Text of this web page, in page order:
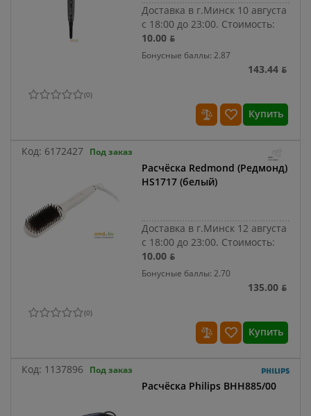
Доставка в г.Минск 10 августа
с 18:00 до 23:00. Стоимость:
10.00 ƃ
Бонусные баллы: 2.87
143.44 ƃ
(0)
Купить
Код: 6172427 Под заказ
Расчёска Redmond (Редмонд)
HS1717 (белый)
Доставка в г.Минск 12 августа
с 18:00 до 23:00. Стоимость:
10.00 ƃ
Бонусные баллы: 2.70
135.00 ƃ
(0)
Купить
Код: 1137896 Под заказ
Расчёска Philips BHH885/00